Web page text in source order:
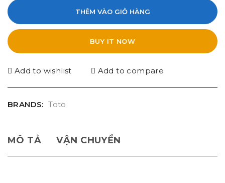
THÊM VÀO GIỎ HÀNG
BUY IT NOW
Add to wishlist Add to compare
BRANDS: Toto
MÔ TẢ VẬN CHUYỂN